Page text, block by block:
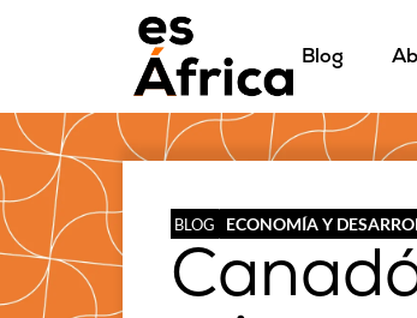
Blog
BLOG ECONOMÍA Y